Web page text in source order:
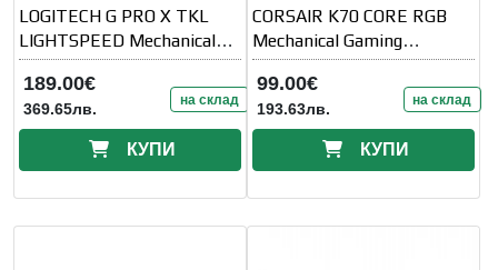
LOGITECH G PRO X TKL
LIGHTSPEED Mechanical
Gaming Keyboard - BLACK -
US INT' L - TACTILE
189.00€
369.65лв. на склад
КУПИ
CORSAIR K70 CORE RGB
Mechanical Gaming
Keyboard— Black
99.00€
193.63лв. на склад
КУПИ